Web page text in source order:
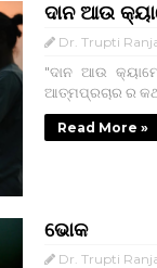
ଦାନ ଆଉ
Dr. Trupti
"ଦାନ ଆଉ
ଆତ୍ମପ୍ରଚାର ର କଥା}
Read More »
ଭୋକ
Dr. Trupti